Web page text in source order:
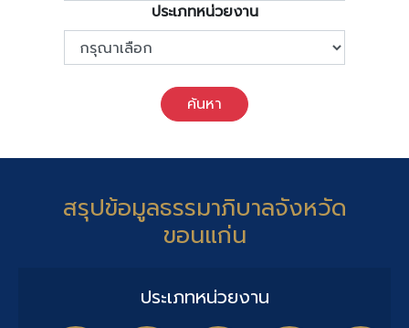
ประเภทหน่วยงาน
ค้นหา
สรุปข้อมูลธรรมาภิบาลจังหวัด
ขอนแก่น
ประเภทหน่วยงาน